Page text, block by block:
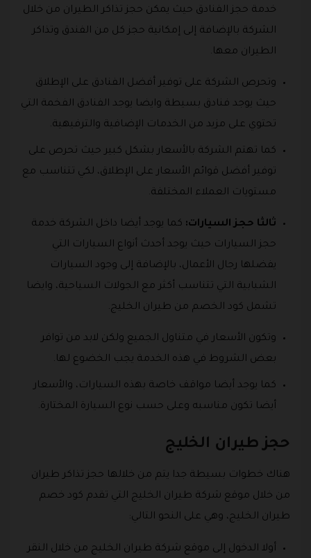
خدمة حجز الفنادق حيث يمكن حجز تذاكر الطيران من خلال
الشركة بالإضافة إلى إمكانية حجز كل من الفندق وتذاكر
الطيران معها.
وتحرص الشركة على توفير أفضل الفنادق على الإطلاق
حيث يوجد فنادق بسيطة وايضا يوجد الفنادق الفخمة التي
تحتوي على مزيد من الخدمات الإضافية والترفيهية.
كما تهتم الشركة بالأسعار بشكل كبير حيث تحرص على
توفير أفضل قوائم الأسعار على الإطلاق، لكي تتناسب مع
مستويات العملاء المختلفة.
ثالثا حجز السيارات: كما يوجد أيضا داخل الشركة خدمة
حجز السيارات حيث يوجد أحدث أنواع السيارات التي
يفضلها رجال الأعمال، بالإضافة إلى وجود السيارات
الشبابية التي تتناسب أكثر مع الجولات السياحية، وايضا
تشمل كود الخصم من طيران الخليج.
وتكون الأسعار في متناول الجميع ولكن لابد من توافر
بعض الشروط في هذه الخدمة يجب الخضوع لها.
كما يوجد أيضا مواقف خاصة بهذه السيارات، والأسعار
أيضا تكون مناسبه وعلى حسب نوع السيارة المختارة.
حجز طيران الخليج
هناك خطوات بسيطة جدا يتم من خلالها حجز تذاكر طيران
من خلال موقع شركة طيران الخليج التي تقدم كود خصم
طيران الخليج، وهي على النحو التالي:
أولا الدخول إلى موقع شركة طيران الخليج من خلال النقر